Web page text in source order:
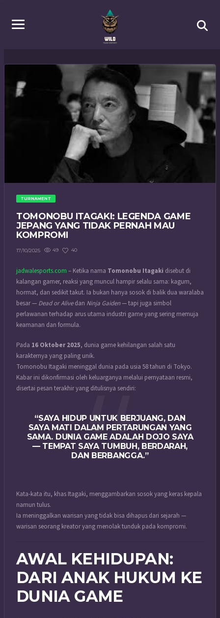
TURNAMENT
TOMONOBU ITAGAKI: LEGENDA GAME
JEPANG YANG TIDAK PERNAH MAU
KOMPROMI
17/10/2025 49 40
jadwalesports.com – Ketika nama Tomonobu Itagaki disebut di
kalangan gamer, reaksi yang muncul hampir selalu sama: kagum,
hormat, dan sedikit takut. Ia bukan hanya sosok di balik dua waralaba
besar — Dead or Alivedan Ninja Gaiden— tapi juga simbol
perlawanan terhadap arus utama industri game yang sering memuja
keamanan dan formula.
Pada 16 Oktober 2025, dunia game kehilangan salah satu
karakternya yang paling unik.
Tomonobu Itagaki meninggal dunia pada usia 58 tahun di Tokyo.
Kabar ini dikonfirmasi oleh keluarganya melalui pernyataan resmi,
disertai pesan terakhir yang ditulisnya sendiri:
“SAYA HIDUP UNTUK BERJUANG, DAN
SAYA MATI DALAM PERTARUNGAN YANG
SAMA. DUNIA GAME ADALAH DOJO SAYA
— TEMPAT SAYA TUMBUH, BERDARAH,
DAN BERBANGGA.”
Kata-kata itu, khas Itagaki, menggambarkan sosok yang keras kepala
namun tulus.
Ia meninggalkan warisan yang tidak bisa dihapus dari sejarah —
warisan seorang kreator yang menolak tunduk pada kompromi.
AWAL KEHIDUPAN:
DARI ANAK HUKUM KE
DUNIA GAME